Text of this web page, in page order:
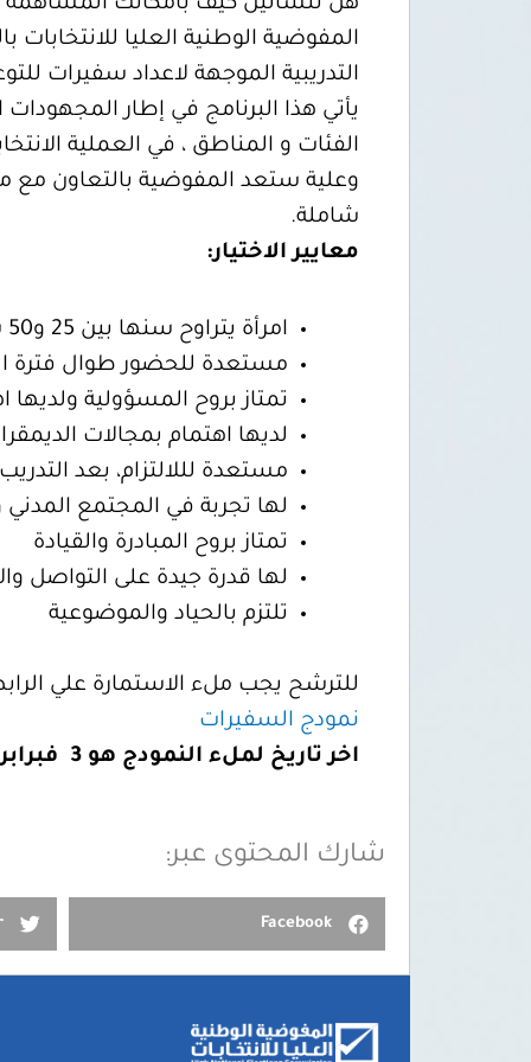
هل تتسالين كيف بامكانك
المفوضية الوطنية العليا
التدريبية الموجهة لاعداد سفيرات
يأتي هذا البرنامج في إطار
الفئات و المناطق ، في العملية
وعلية ستعد المفوضية بالتعاون
شاملة.
معايير الاختيار:
امرأة يتراوح سنها بين 25 و50 سنة
مستعدة للحضور طوال فترة
تمتاز بروح المسؤولية ولديها
لديها اهتمام بمجالات
مستعدة لللالتزام، بعد
لها تجربة في المجتمع المدني
تمتاز بروح المبادرة والقيادة
لها قدرة جيدة على التواصل
تلتزم بالحياد والموضوعية
للترشح يجب ملء الاستمارة علي
نمودج السفيرات
اخر تاريخ لملء النمودج هو 3 فبرابر
شارك المحتوى عبر:
Facebook